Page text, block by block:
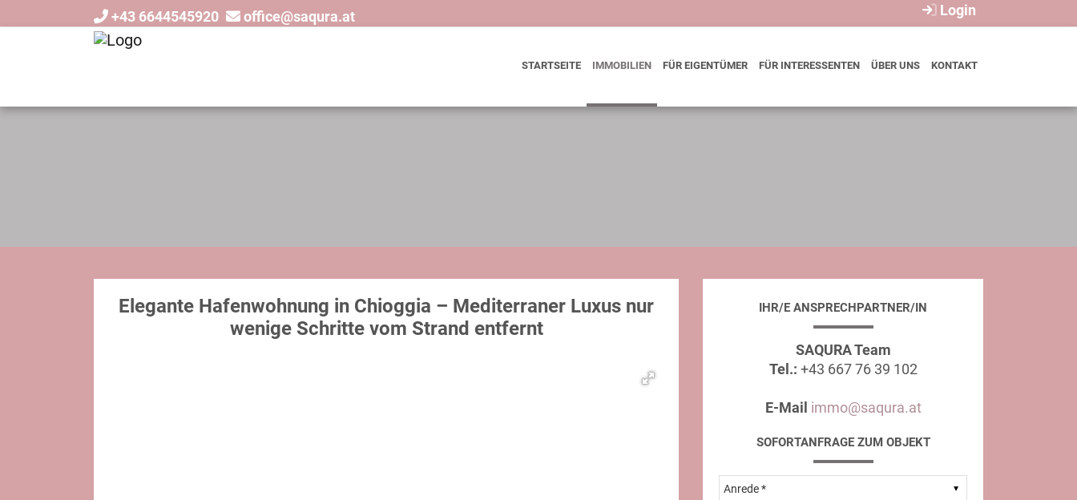
+43 6644545920 office@saqura.at Login
STARTSEITE IMMOBILIEN FÜR EIGENTÜMER FÜR INTERESSENTEN ÜBER UNS KONTAKT
Elegante Hafenwohnung in Chioggia – Mediterraner Luxus nur
wenige Schritte vom Strand entfernt
IHR/E ANSPRECHPARTNER/IN
SAQURA Team
Tel.: +43 667 76 39 102
E-Mail immo@saqura.at
SOFORTANFRAGE ZUM OBJEKT